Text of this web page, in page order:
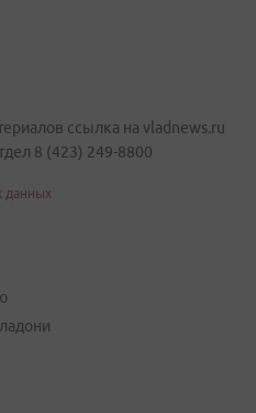
ссылка на vladnews.ru
8 (423) 249-8800
данных